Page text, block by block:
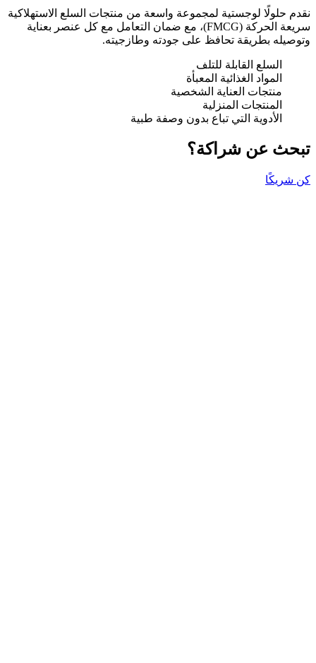
نقدم حلولًا لوجستية لمجموعة واسعة من منتجات السلع الاستهلاكية
سريعة الحركة (FMCG)، مع ضمان التعامل مع كل عنصر بعناية
وتوصيله بطريقة تحافظ على جودته وطازجيته.
السلع القابلة للتلف
المواد الغذائية المعبأة
منتجات العناية الشخصية
المنتجات المنزلية
الأدوية التي تباع بدون وصفة طبية
تبحث عن شراكة؟
كن شريكًا